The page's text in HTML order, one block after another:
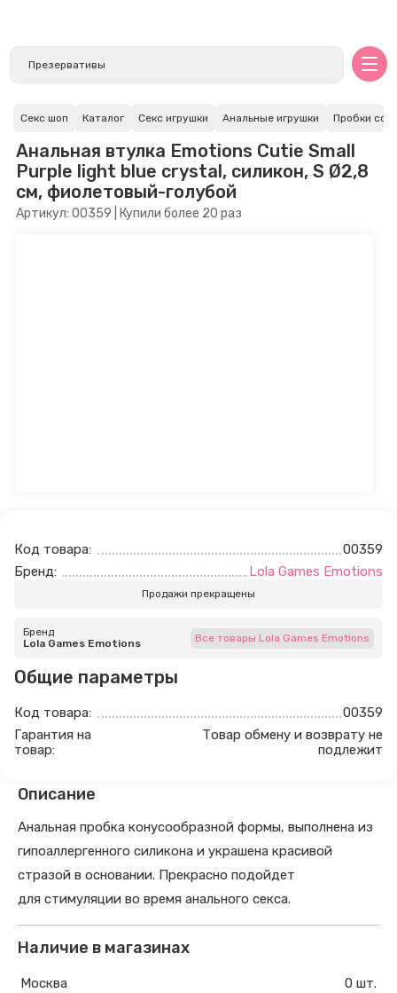
Секс шоп Каталог Секс игрушки Анальные игрушки Пробки со
Анальная втулка Emotions Cutie Small
Purple light blue crystal, силикон, S Ø2,8
см, фиолетовый-голубой
Артикул: 00359 | Купили более 20 раз
Код товара:
00359
Бренд:
Lola Games Emotions
Продажи прекращены
Бренд
Lola Games Emotions
Все товары Lola Games Emotions
Общие параметры
Код товара:
00359
Гарантия на
товар:
Товар обмену и возврату не
подлежит
Описание
Анальная пробка конусообразной формы, выполнена из
гипоаллергенного силикона и украшена красивой
стразой в основании. Прекрасно подойдет
для стимуляции во время анального секса.
Наличие в магазинах
Москва 0 шт.